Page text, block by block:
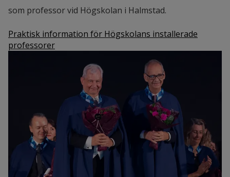
som professor vid Högskolan i Halmstad.
Praktisk information för Högskolans installerade
professorer